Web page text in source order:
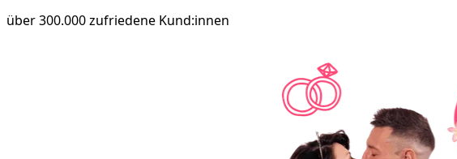
über 300.000 zufriedene Kund:innen